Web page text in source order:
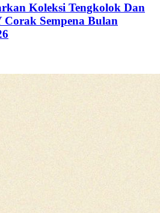
Koleksi Tengkolok Dan
Corak Sempena Bulan